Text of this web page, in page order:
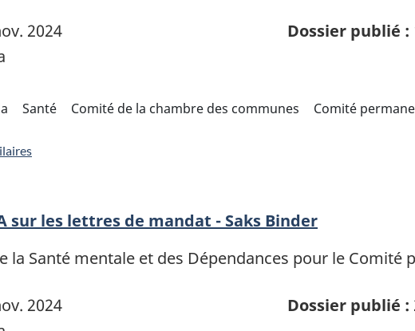
2024 Dossier publié :
Santé Comité de la chambre des communes Comité
sur les lettres de mandat - Saks Binder
la Santé mentale et des Dépendances pour le Comité
2024 Dossier publié :